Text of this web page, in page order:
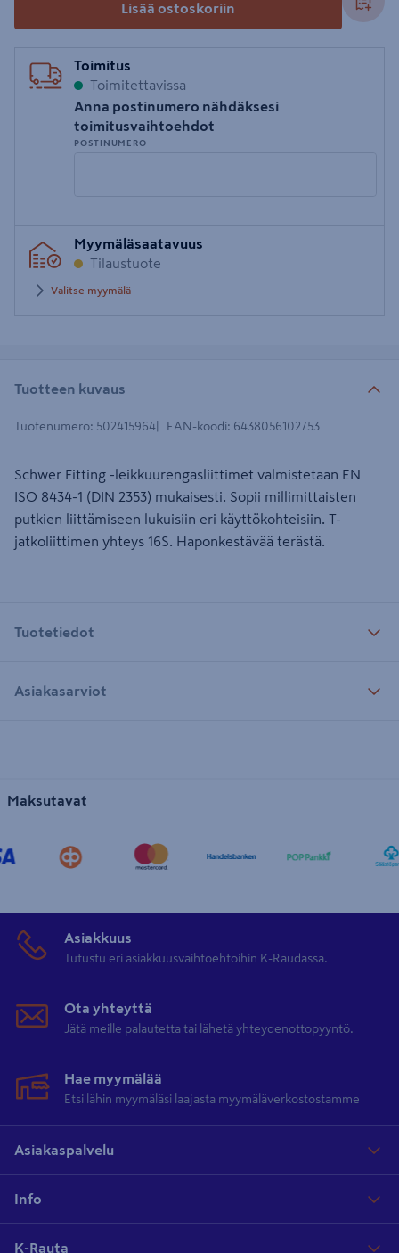
Lisää ostoskoriin
Toimitus
Toimitettavissa
Anna postinumero nähdäksesi
toimitusvaihtoehdot
POSTINUMERO
postinumero
Myymäläsaatavuus
Tilaustuote
Valitse myymälä
Tuotteen kuvaus
Tuotenumero: 502415964 EAN-koodi: 6438056102753
Schwer Fitting -leikkuurengasliittimet valmistetaan EN
ISO 8434-1 (DIN 2353) mukaisesti. Sopii millimittaisten
putkien liittämiseen lukuisiin eri käyttökohteisiin. T-
jatkoliittimen yhteys 16S. Haponkestävää terästä.
Tuotetiedot
Asiakasarviot
Maksutavat
Asiakkuus
Tutustu eri asiakkuusvaihtoehtoihin K-Raudassa.
Ota yhteyttä
Jätä meille palautetta tai lähetä yhteydenottopyyntö.
Hae myymälää
Etsi lähin myymäläsi laajasta myymäläverkostostamme
Asiakaspalvelu
Info
K-Rauta